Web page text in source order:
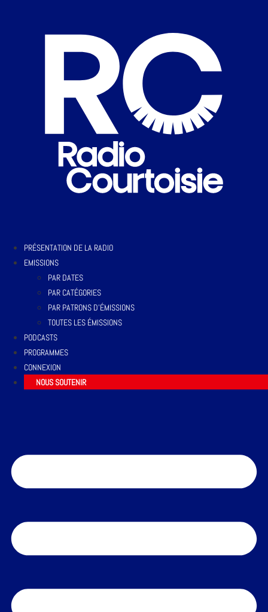
PRÉSENTATION DE LA RADIO
EMISSIONS
PAR DATES
PAR CATÉGORIES
PAR PATRONS D’ÉMISSIONS
TOUTES LES ÉMISSIONS
PODCASTS
PROGRAMMES
CONNEXION
NOUS SOUTENIR